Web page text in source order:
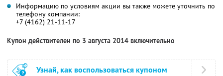
Информацию по условиям акции вы также можете уточнить по
телефону компании:
+7 (4162) 21-11-17
Купон действителен по 3 августа 2014 включительно
Узнай, как воспользоваться купоном